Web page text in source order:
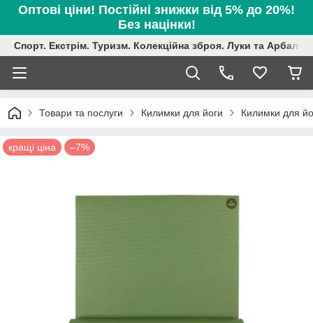
Оптові ціни! Постійні знижки від 5% до 20%!
Без націнки!
Спорт. Екстрім. Туризм. Колекційна зброя. Луки та
Товари та послуги Килимки для йоги Килимки для
кращі ціна –7%